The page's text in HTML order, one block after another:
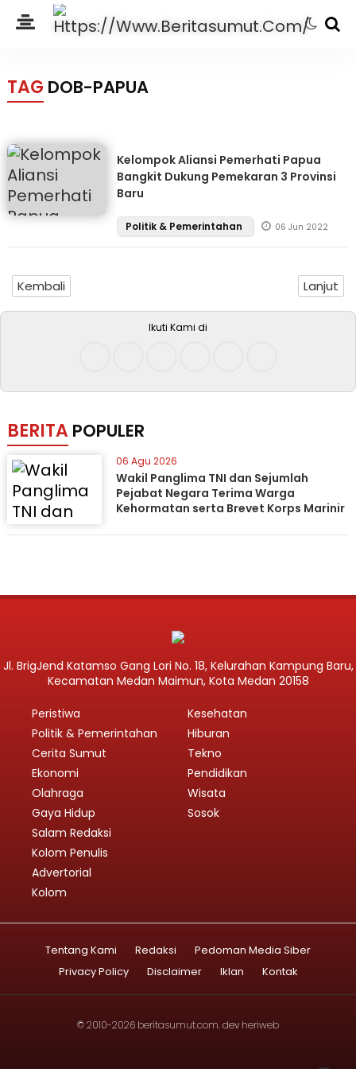
TAG DOB-PAPUA
Kelompok Aliansi Pemerhati Papua
Bangkit Dukung Pemekaran 3 Provinsi
Baru
Politik & Pemerintahan 06 Jun 2022
Kembali Lanjut
Ikuti Kami di
BERITA POPULER
06 Agu 2026
Wakil Panglima TNI dan Sejumlah
Pejabat Negara Terima Warga
Kehormatan serta Brevet Korps Marinir
Jl. BrigJend Katamso Gang Lori No. 18, Kelurahan Kampung Baru,
Kecamatan Medan Maimun, Kota Medan 20158
Peristiwa
Politik & Pemerintahan
Cerita Sumut
Ekonomi
Olahraga
Gaya Hidup
Kesehatan
Hiburan
Tekno
Pendidikan
Wisata
Sosok
Salam Redaksi
Kolom Penulis
Advertorial
Kolom
Tentang Kami Redaksi
Pedoman Media Siber
Privacy Policy
Disclaimer Iklan Kontak
© 2010-2026 beritasumut.com. dev heriweb